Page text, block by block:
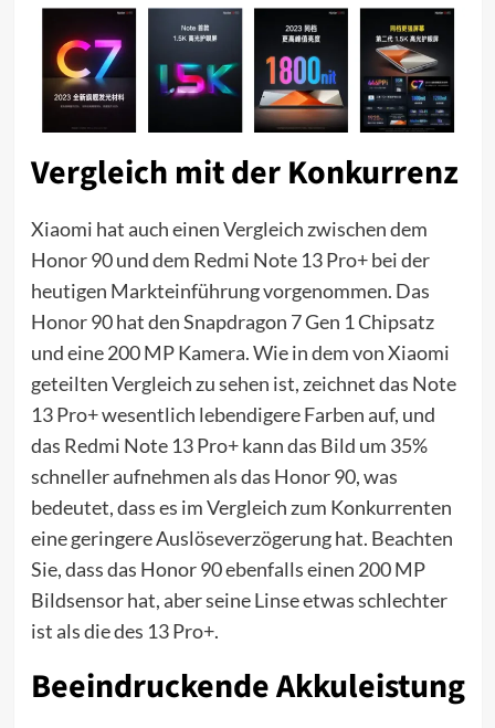
Vergleich mit der Konkurrenz
Xiaomi hat auch einen Vergleich zwischen dem
Honor 90 und dem Redmi Note 13 Pro+ bei der
heutigen Markteinführung vorgenommen. Das
Honor 90 hat den Snapdragon 7 Gen 1 Chipsatz
und eine 200 MP Kamera. Wie in dem von Xiaomi
geteilten Vergleich zu sehen ist, zeichnet das Note
13 Pro+ wesentlich lebendigere Farben auf, und
das Redmi Note 13 Pro+ kann das Bild um 35%
schneller aufnehmen als das Honor 90, was
bedeutet, dass es im Vergleich zum Konkurrenten
eine geringere Auslöseverzögerung hat. Beachten
Sie, dass das Honor 90 ebenfalls einen 200 MP
Bildsensor hat, aber seine Linse etwas schlechter
ist als die des 13 Pro+.
Beeindruckende Akkuleistung